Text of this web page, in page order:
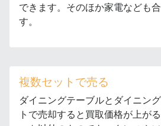
できます。そのほか家電なども
す。
複数セットで売る
ダイニングテーブルとダイニン
トで売却すると買取価格が上が